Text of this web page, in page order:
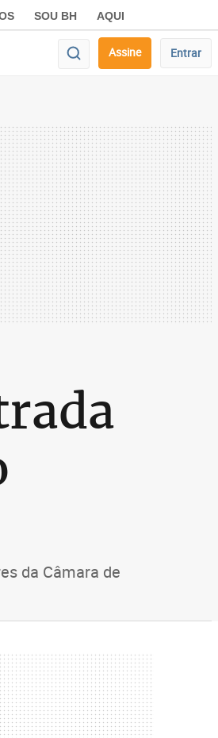
SOU BH AQUI
Assine Entrar
da Câmara de